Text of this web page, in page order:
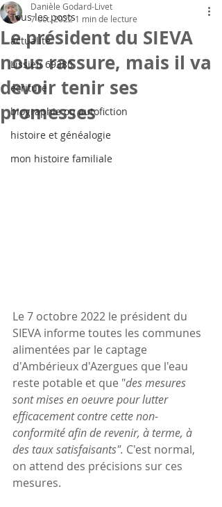
Tous les posts
actualité
Lissieu 69380
écriture
biographie ou autofiction
histoire et généalogie
mon histoire familiale
Le président du SIEVA
nous rassure, mais il va
devoir tenir ses
promesses
Danièle Godard-Livet
7 oct. 2022 1 min de lecture
Le 7 octobre 2022 le président du
SIEVA informe toutes les communes
alimentées par le captage
d'Ambérieux d'Azergues que l'eau
reste potable et que "des mesures
sont mises en oeuvre pour lutter
efficacement contre cette non-
conformité afin de revenir, à terme, à
des taux satisfaisants". C'est normal,
on attend des précisions sur ces
mesures.